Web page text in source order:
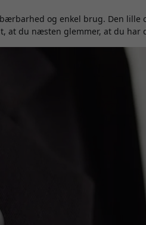
og enkel brug. Den lille
at du næsten glemmer, at du har